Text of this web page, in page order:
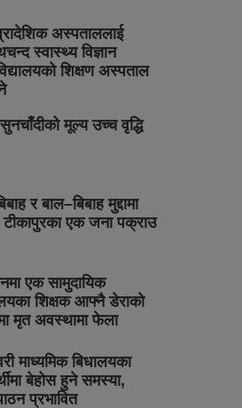
अस्पताललाई
स्वास्थ्य विज्ञान
शिक्षण अस्पताल
मूल्य उच्च वृद्धि
र बाल–बिबाह मुद्दामा
टीकापुरका एक जना पक्राउ
एक सामुदायिक
शिक्षक आफ्नै डेराको
मृत अवस्थामा फेला
माध्यमिक बिधालयका
बेहोस हुने समस्या,
प्रभावित